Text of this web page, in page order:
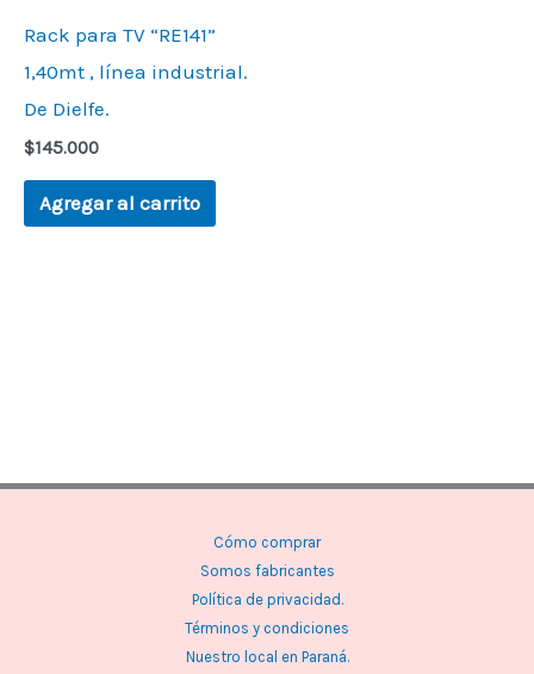
Rack para TV “RE141”
1,40mt , línea industrial.
De Dielfe.
$145.000
Agregar al carrito
Cómo comprar
Somos fabricantes
Política de privacidad.
Términos y condiciones
Nuestro local en Paraná.